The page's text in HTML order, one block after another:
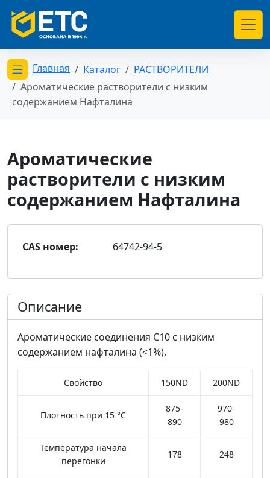
Открыть меню категорий
Главная Каталог
РАСТВОРИТЕЛИ
Ароматические растворители с низким
содержанием Нафталина
Ароматические
растворители с низким
содержанием Нафталина
CAS номер: 64742-94-5
Описание
Ароматические соединения C10 с низким
содержанием нафталина (<1%),
Свойство 150ND 200ND
Плотность при 15 °С
875-
890
970-
980
Температура начала
перегонки
178 248